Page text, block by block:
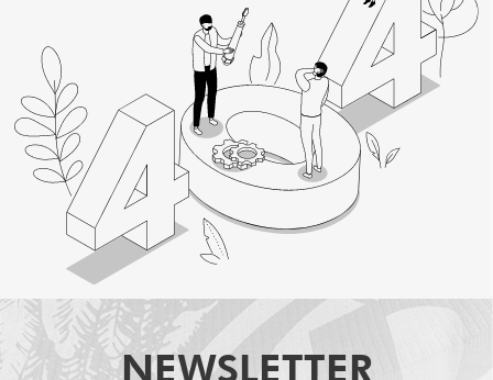
NEWSLETTER